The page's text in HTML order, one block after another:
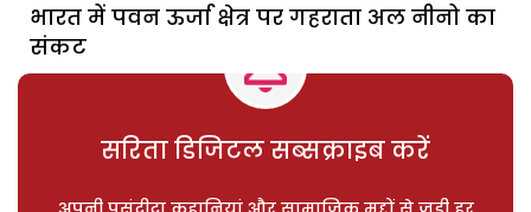
भारत में पवन ऊर्जा क्षेत्र पर गहराता अल नीनो का
संकट
सरिता डिजिटल सब्सक्राइब करें